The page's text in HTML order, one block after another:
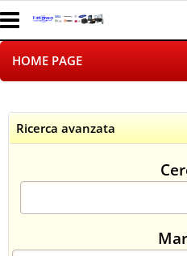
HOME PAGE
LOGISTICA
NEGOZI ON LINE
Ricerca avanzata